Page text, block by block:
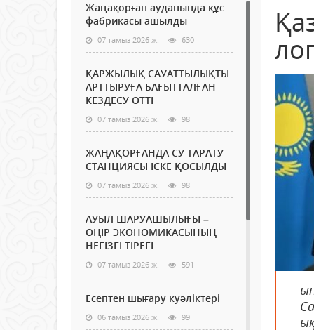
Жаңақорған ауданында құс
фабрикасы ашылды
07 тамыз 2026 ж. 630
ҚАРЖЫЛЫҚ САУАТТЫЛЫҚТЫ
АРТТЫРУҒА БАҒЫТТАЛҒАН
КЕЗДЕСУ ӨТТІ
07 тамыз 2026 ж. 98
ЖАҢАҚОРҒАНДА СУ ТАРАТУ
СТАНЦИЯСЫ ІСКЕ ҚОСЫЛДЫ
07 тамыз 2026 ж. 98
АУЫЛ ШАРУАШЫЛЫҒЫ –
ӨҢІР ЭКОНОМИКАСЫНЫҢ
НЕГІЗГІ ТІРЕГІ
07 тамыз 2026 ж. 591
Есептен шығару куәліктері
06 тамыз 2026 ж. 99